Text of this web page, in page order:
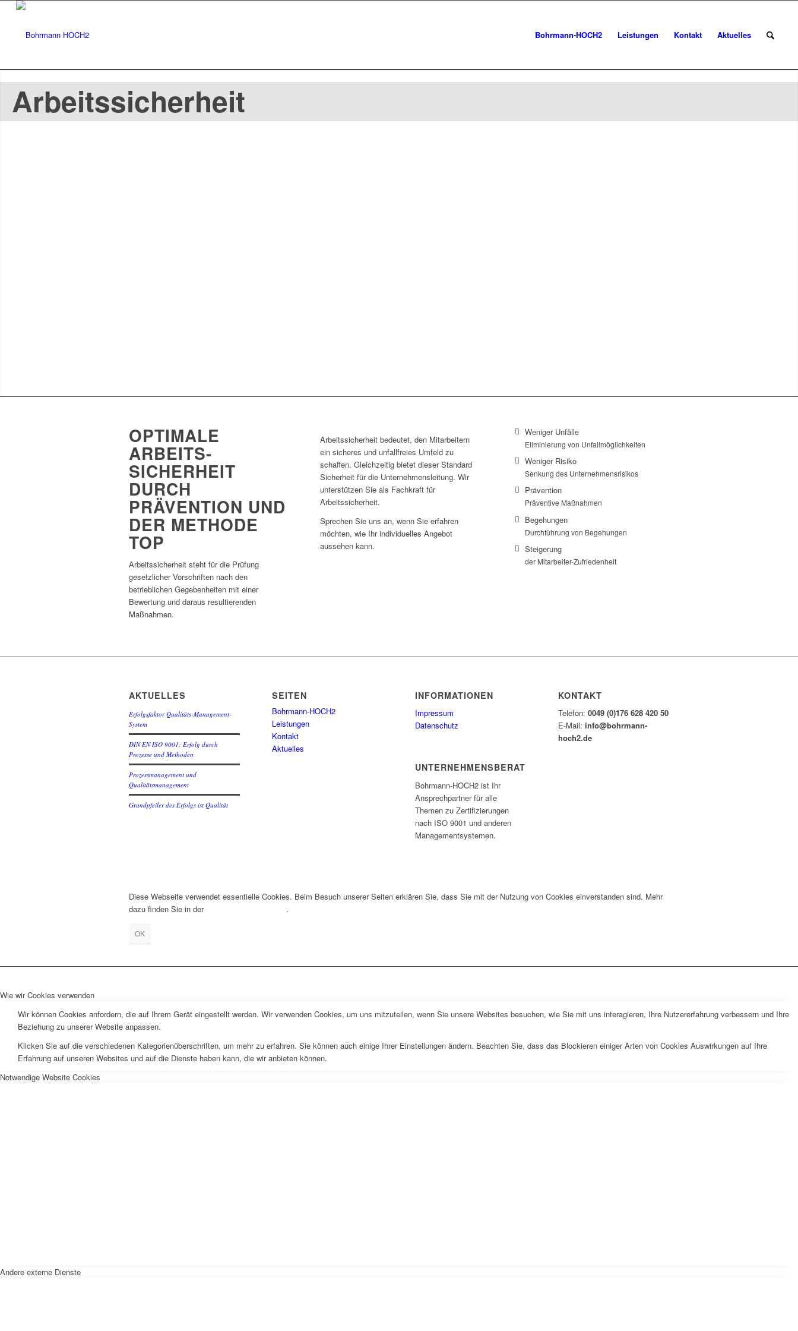
Bohrmann-HOCH2 Leistungen Kontakt Aktuelles
Arbeitssicherheit
OPTIMALE
ARBEITS-
SICHERHEIT
DURCH
PRÄVENTION UND
DER METHODE
TOP
Arbeitssicherheit steht für die Prüfung
gesetzlicher Vorschriften nach den
betrieblichen Gegebenheiten mit einer
Bewertung und daraus resultierenden
Maßnahmen.
Arbeitssicherheit bedeutet, den Mitarbeitern
ein sicheres und unfallfreies Umfeld zu
schaffen. Gleichzeitig bietet dieser Standard
Sicherheit für die Unternehmensleitung. Wir
unterstützen Sie als Fachkraft für
Arbeitssicherheit.
Sprechen Sie uns an, wenn Sie erfahren
möchten, wie Ihr individuelles Angebot
aussehen kann.
Weniger Unfälle
Eliminierung von Unfallmöglichkeiten
Weniger Risiko
Senkung des Unternehmensrisikos
Prävention
Präventive Maßnahmen
Begehungen
Durchführung von Begehungen
Steigerung
der Mitarbeiter-Zufriedenheit
AKTUELLES
Erfolgsfaktor Qualitäts-Management-
System
DIN EN ISO 9001: Erfolg durch
Prozesse und Methoden
Prozessmanagement und
Qualitätsmanagement
Grundpfeiler des Erfolgs ist Qualität
SEITEN
Bohrmann-HOCH2
Leistungen
Kontakt
Aktuelles
INFORMATIONEN
Impressum
Datenschutz
UNTERNEHMENSBERATUNG
Bohrmann-HOCH2 ist Ihr
Ansprechpartner für alle
Themen zu Zertifizierungen
nach ISO 9001 und anderen
Managementsystemen.
KONTAKT
Telefon:0049 (0)176 628 420 50
E-Mail:info@bohrmann-
hoch2.de
Diese Webseite verwendet essentielle Cookies. Beim Besuch unserer Seiten erklären Sie, dass Sie mit der Nutzung von Cookies einverstanden sind. Mehr
dazu finden Sie in der
.
OK
Wie wir Cookies verwenden
Wir können Cookies anfordern, die auf Ihrem Gerät eingestellt werden. Wir verwenden Cookies, um uns mitzuteilen, wenn Sie unsere Websites besuchen, wie Sie mit uns interagieren, Ihre Nutzererfahrung verbessern und Ihre
Beziehung zu unserer Website anpassen.
Klicken Sie auf die verschiedenen Kategorienüberschriften, um mehr zu erfahren. Sie können auch einige Ihrer Einstellungen ändern. Beachten Sie, dass das Blockieren einiger Arten von Cookies Auswirkungen auf Ihre
Erfahrung auf unseren Websites und auf die Dienste haben kann, die wir anbieten können.
Notwendige Website Cookies
Andere externe Dienste